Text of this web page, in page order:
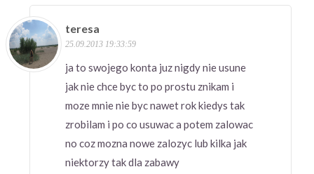
teresa
25.09.2013 19:33:59
ja to swojego konta juz nigdy nie usune
jak nie chce byc to po prostu znikam i
moze mnie nie byc nawet rok kiedys tak
zrobilam i po co usuwac a potem zalowac
no coz mozna nowe zalozyc lub kilka jak
niektorzy tak dla zabawy